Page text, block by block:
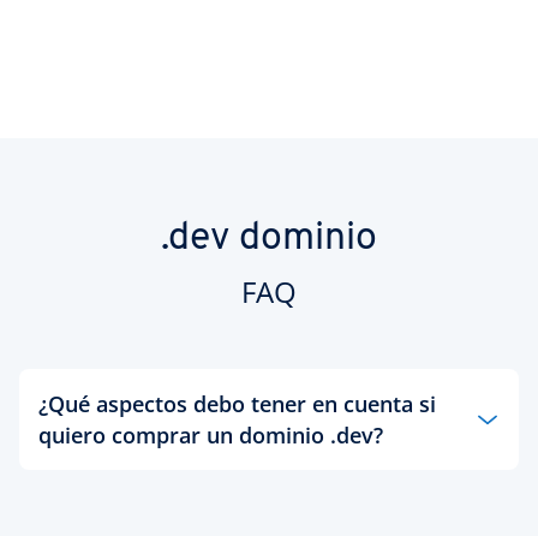
.dev dominio
FAQ
¿Qué aspectos debo tener en cuenta si
quiero comprar un dominio .dev?